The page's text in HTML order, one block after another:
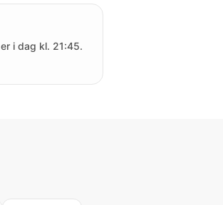
i dag kl. 21:45.